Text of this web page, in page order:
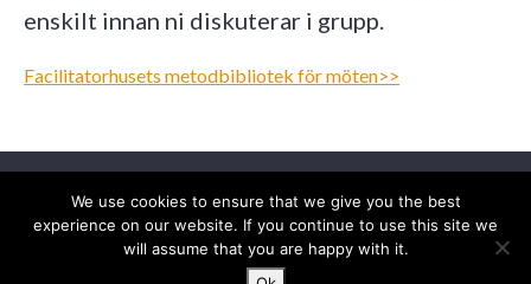
enskilt innan ni diskuterar i grupp.
Facilitatorhusets metodbibliotek för möten>>
info@facilitatorhuset.se
behandling av personuppgifter
We use cookies to ensure that we give you the best
experience on our website. If you continue to use this site we
will assume that you are happy with it.